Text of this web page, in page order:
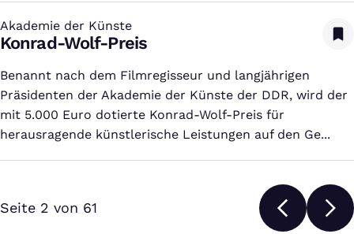
Akademie der Künste
:
Konrad-Wolf-Preis
Benannt nach dem Filmregisseur und langjährigen
Präsidenten der Akademie der Künste der DDR, wird der
mit 5.000 Euro dotierte Konrad-Wolf-Preis für
herausragende künstlerische Leistungen auf den Ge...
Seite 2 von 61